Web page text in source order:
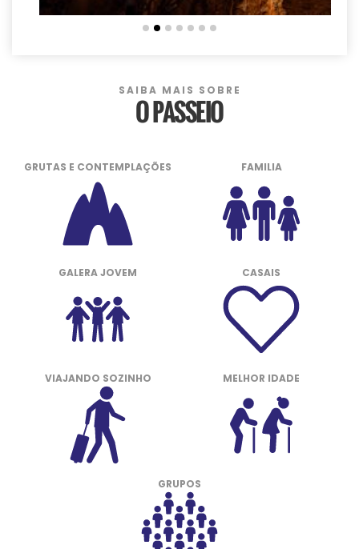
SAIBA MAIS SOBRE
O PASSEIO
GRUTAS E CONTEMPLAÇÕES FAMILIA
GALERA JOVEM CASAIS
VIAJANDO SOZINHO MELHOR IDADE
GRUPOS